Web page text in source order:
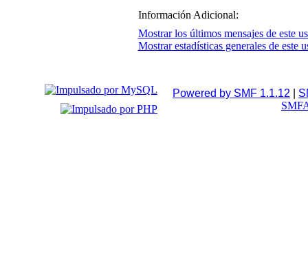
Información Adicional:
Mostrar los últimos mensajes de este
Mostrar estadísticas generales de este
Powered by SMF 1.1.12